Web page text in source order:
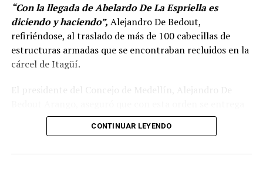
“Con la llegada de Abelardo De La Espriella es
diciendo y haciendo”, Alejandro De Bedout,
refiriéndose, al traslado de más de 100 cabecillas de
estructuras armadas que se encontraban recluidos en la
cárcel de Itagüí.
El presidente del Concejo de Medellín, Alejandro De
un mensaje poderoso, donde la llamada “falsa paz total”
de Gustavo Petro, se acaba.«No más beneficios, ni
CONTINUAR LEYENDO